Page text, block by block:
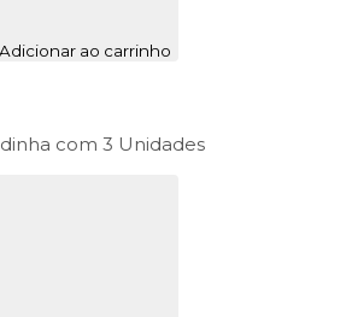
Adicionar ao carrinho
com 3 Unidades